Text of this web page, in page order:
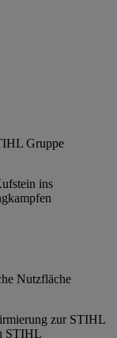
Gruppe
ins
Nutzfläche
zur STIHL
STIHL